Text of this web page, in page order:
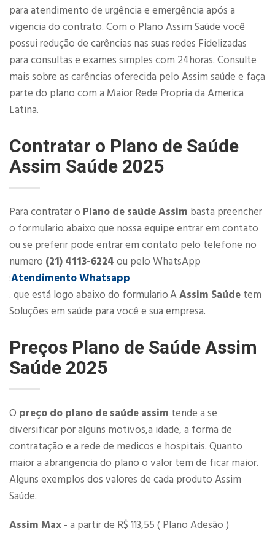
para atendimento de urgência e emergência após a
vigencia do contrato. Com o Plano Assim Saúde você
possui redução de carências nas suas redes Fidelizadas
para consultas e exames simples com 24horas. Consulte
mais sobre as carências oferecida pelo Assim saúde e faça
parte do plano com a Maior Rede Propria da America
Latina.
Contratar o Plano de Saúde
Assim Saúde 2025
Para contratar o Plano de saúde Assim basta preencher
o formulario abaixo que nossa equipe entrar em contato
ou se preferir pode entrar em contato pelo telefone no
numero (21) 4113-6224 ou pelo WhatsApp
:Atendimento Whatsapp
. que está logo abaixo do formulario.AAssim Saúde tem
Soluções em saúde para você e sua empresa.
Preços Plano de Saúde Assim
Saúde 2025
O preço do plano de saúde assim tende a se
diversificar por alguns motivos,a idade, a forma de
contratação e a rede de medicos e hospitais. Quanto
maior a abrangencia do plano o valor tem de ficar maior.
Alguns exemplos dos valores de cada produto Assim
Saúde.
Assim Max - a partir de R$ 113,55 ( Plano Adesão )